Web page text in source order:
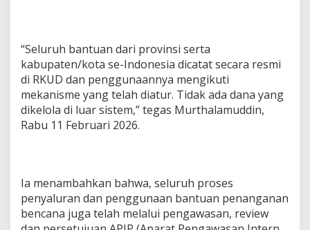
“Seluruh bantuan dari provinsi serta
kabupaten/kota se-Indonesia dicatat secara resmi
di RKUD dan penggunaannya mengikuti
mekanisme yang telah diatur. Tidak ada dana yang
dikelola di luar sistem,” tegas Murthalamuddin,
Rabu 11 Februari 2026.
Ia menambahkan bahwa, seluruh proses
penyaluran dan penggunaan bantuan penanganan
bencana juga telah melalui pengawasan, review